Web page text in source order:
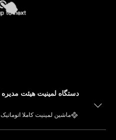
دستگاه لمینیت هیئت
ماشین لمینیت کاملا اتوماتیک